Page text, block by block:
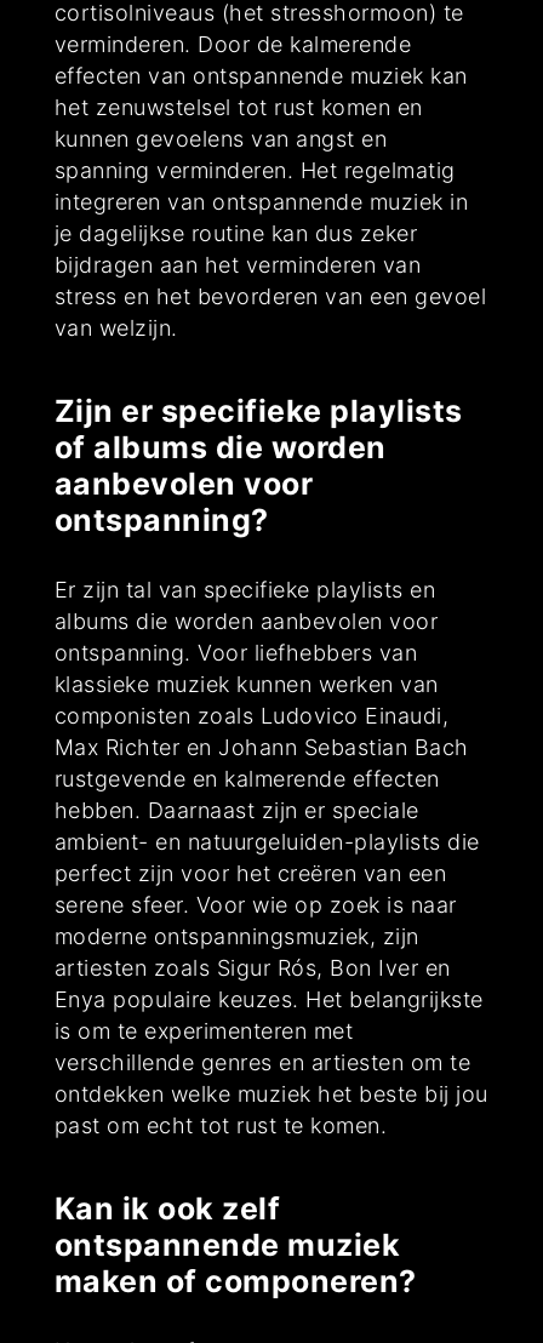
cortisolniveaus (het stresshormoon) te
verminderen. Door de kalmerende
effecten van ontspannende muziek kan
het zenuwstelsel tot rust komen en
kunnen gevoelens van angst en
spanning verminderen. Het regelmatig
integreren van ontspannende muziek in
je dagelijkse routine kan dus zeker
bijdragen aan het verminderen van
stress en het bevorderen van een gevoel
van welzijn.
Zijn er specifieke playlists
of albums die worden
aanbevolen voor
ontspanning?
Er zijn tal van specifieke playlists en
albums die worden aanbevolen voor
ontspanning. Voor liefhebbers van
klassieke muziek kunnen werken van
componisten zoals Ludovico Einaudi,
Max Richter en Johann Sebastian Bach
rustgevende en kalmerende effecten
hebben. Daarnaast zijn er speciale
ambient- en natuurgeluiden-playlists die
perfect zijn voor het creëren van een
serene sfeer. Voor wie op zoek is naar
moderne ontspanningsmuziek, zijn
artiesten zoals Sigur Rós, Bon Iver en
Enya populaire keuzes. Het belangrijkste
is om te experimenteren met
verschillende genres en artiesten om te
ontdekken welke muziek het beste bij jou
past om echt tot rust te komen.
Kan ik ook zelf
ontspannende muziek
maken of componeren?